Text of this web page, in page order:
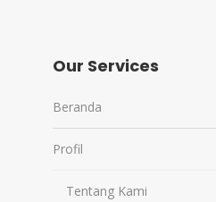
Our Services
Beranda
Profil
Tentang Kami